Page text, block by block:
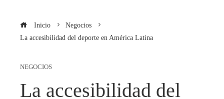
Inicio
Negocios
La accesibilidad del deporte en América Latina
NEGOCIOS
La accesibilidad del